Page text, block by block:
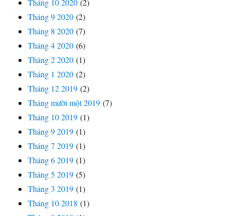
Tháng 10 2020 (2)
Tháng 9 2020 (2)
Tháng 8 2020 (7)
Tháng 4 2020 (6)
Tháng 2 2020 (1)
Tháng 1 2020 (2)
Tháng 12 2019 (2)
Tháng mười một 2019 (7)
Tháng 10 2019 (1)
Tháng 9 2019 (1)
Tháng 7 2019 (1)
Tháng 6 2019 (1)
Tháng 5 2019 (5)
Tháng 3 2019 (1)
Tháng 10 2018 (1)